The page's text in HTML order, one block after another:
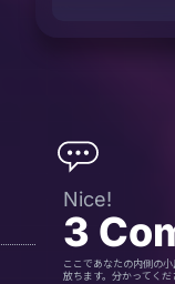
Nice!
3
ここであなたの内側の
放ちます。分かってくだ